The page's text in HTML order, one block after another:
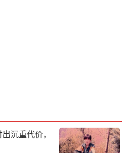
沉重代价，